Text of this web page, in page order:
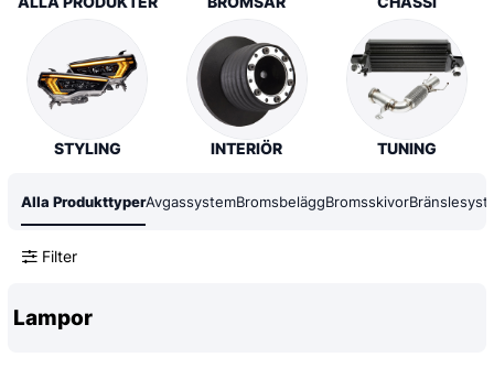
STYLING INTERIÖR TUNING
Alla ProdukttyperAvgassystemBromsbeläggBromsskivor
Filter
Lampor